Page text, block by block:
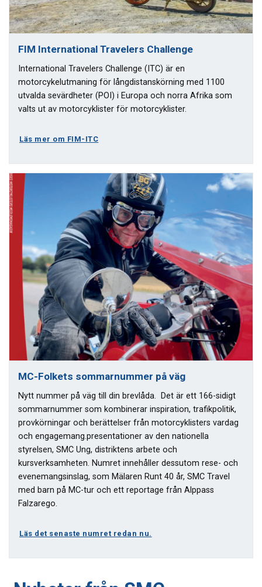
FIM International Travelers Challenge
International Travelers Challenge (ITC) är en
motorcykelutmaning för långdistanskörning med 1100
utvalda sevärdheter (POI) i Europa och norra Afrika som
valts ut av motorcyklister för motorcyklister.
Läs mer om FIM-ITC
MC-Folkets sommarnummer på väg
Nytt nummer på väg till din brevlåda. Det är ett 166-sidigt
sommarnummer som kombinerar inspiration, trafikpolitik,
provkörningar och berättelser från motorcyklisters vardag
och engagemang.presentationer av den nationella
styrelsen, SMC Ung, distriktens arbete och
kursverksamheten. Numret innehåller dessutom rese- och
evenemangsinslag, som Mälaren Runt 40 år, SMC Travel
med barn på MC-tur och ett reportage från Alppass
Falzarego.
Läs det senaste numret redan nu.